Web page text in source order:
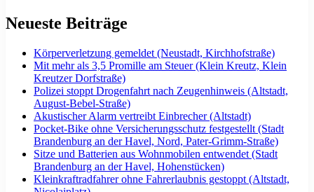
Neueste Beiträge
Körperverletzung gemeldet (Neustadt, Kirchhofstraße)
Mit mehr als 3,5 Promille am Steuer (Klein Kreutz, Klein
Kreutzer Dorfstraße)
Polizei stoppt Drogenfahrt nach Zeugenhinweis (Altstadt,
August-Bebel-Straße)
Akustischer Alarm vertreibt Einbrecher (Altstadt)
Pocket-Bike ohne Versicherungsschutz festgestellt (Stadt
Brandenburg an der Havel, Nord, Pater-Grimm-Straße)
Sitze und Batterien aus Wohnmobilen entwendet (Stadt
Brandenburg an der Havel, Hohenstücken)
Kleinkraftradfahrer ohne Fahrerlaubnis gestoppt (Altstadt,